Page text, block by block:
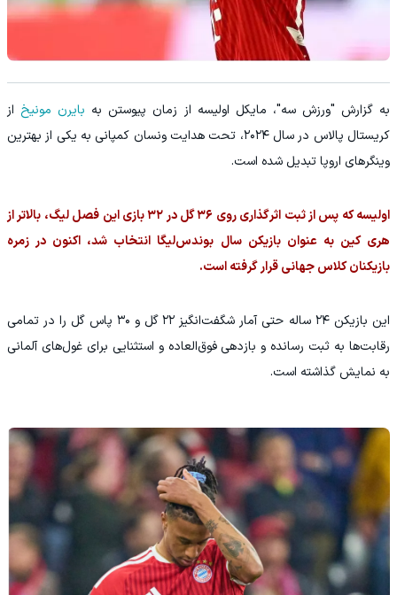
به گزارش "ورزش سه"، مایکل اولیسه از زمان پیوستن به بایرن مونیخ از
کریستال پالاس در سال ۲۰۲۴، تحت هدایت ونسان کمپانی به یکی از بهترین
وینگرهای اروپا تبدیل شده است.
اولیسه که پس از ثبت اثرگذاری روی ۳۶ گل در ۳۲ بازی این فصل لیگ، بالاتر از
هری کین به عنوان بازیکن سال بوندس‌لیگا انتخاب شد، اکنون در زمره
بازیکنان کلاس جهانی قرار گرفته است.
این بازیکن ۲۴ ساله حتی آمار شگفت‌انگیز ۲۲ گل و ۳۰ پاس گل را در تمامی
رقابت‌ها به ثبت رسانده و بازدهی فوق‌العاده و استثنایی برای غول‌های آلمانی
به نمایش گذاشته است.